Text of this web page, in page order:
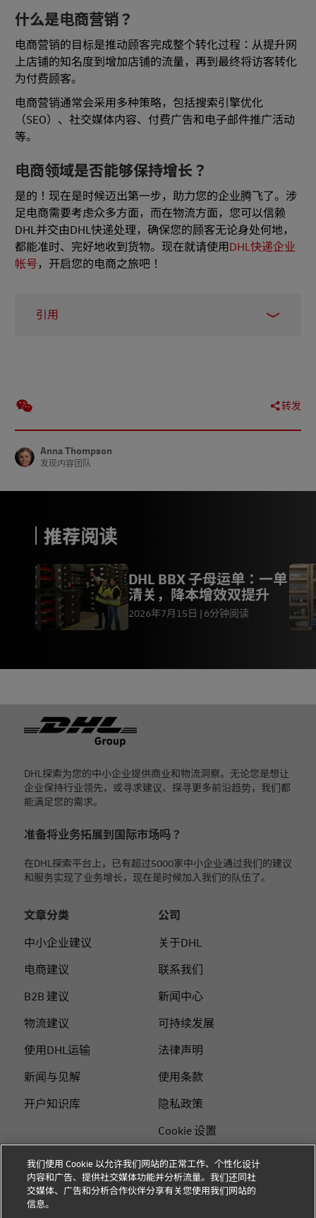
什么是电商营销？
电商营销的目标是推动顾客完成整个转化过程：从提升网
上店铺的知名度到增加店铺的流量，再到最终将访客转化
为付费顾客。
电商营销通常会采用多种策略，包括搜索引擎优化
（SEO）、社交媒体内容、付费广告和电子邮件推广活动
等。
电商领域是否能够保持增长？
是的！现在是时候迈出第一步，助力您的企业腾飞了。涉
足电商需要考虑众多方面，而在物流方面，您可以信赖
DHL并交由DHL快递处理，确保您的顾客无论身处何地，
都能准时、完好地收到货物。现在就请使用DHL快递企业
帐号，开启您的电商之旅吧！
引用
6 -Forbes, November 2018
7 -Invespcro, accessed March 2023
9 -Oberlo, December 2022
转发
Anna Thompson
发现内容团队
推荐阅读
DHL BBX 子母运单：一单
清关，降本增效双提升
2026年7月15日 6分钟阅读
DHL探索为您的中小企业提供商业和物流洞察。无论您是想让
企业保持行业领先，或寻求建议、探寻更多前沿趋势，我们都
能满足您的需求。
准备将业务拓展到国际市场吗？
在DHL探索平台上，已有超过5000家中小企业通过我们的建议
和服务实现了业务增长，现在是时候加入我们的队伍了。
文章分类
中小企业建议
电商建议
B2B 建议
物流建议
使用DHL运输
新闻与见解
开户知识库
公司
关于DHL
联系我们
新闻中心
可持续发展
法律声明
使用条款
隐私政策
Cookie 设置
站点地图
关注我们
我们使用 Cookie 以允许我们网站的正常工作、个性化设计
内容和广告、提供社交媒体功能并分析流量。我们还同社
交媒体、广告和分析合作伙伴分享有关您使用我们网站的
信息。